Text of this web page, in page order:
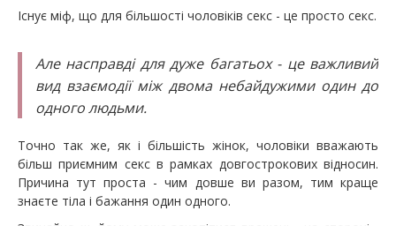
Існує міф, що для більшості чоловіків секс - це просто секс.
Але насправді для дуже багатьох - це важливий
вид взаємодії між двома небайдужими один до
одного людьми.
Точно так же, як і більшість жінок, чоловіки вважають
більш приємним секс в рамках довгострокових відносин.
Причина тут проста - чим довше ви разом, тим краще
знаєте тіла і бажання один одного.